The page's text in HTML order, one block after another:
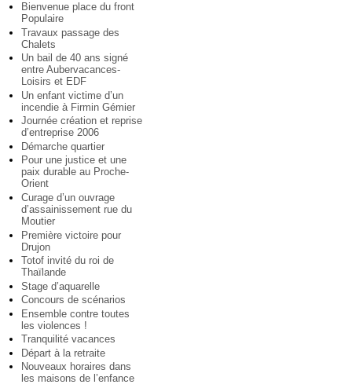
Bienvenue place du front
Populaire
Travaux passage des
Chalets
Un bail de 40 ans signé
entre Aubervacances-
Loisirs et EDF
Un enfant victime d’un
incendie à Firmin Gémier
Journée création et reprise
d’entreprise 2006
Démarche quartier
Pour une justice et une
paix durable au Proche-
Orient
Curage d’un ouvrage
d’assainissement rue du
Moutier
Première victoire pour
Drujon
Totof invité du roi de
Thaïlande
Stage d’aquarelle
Concours de scénarios
Ensemble contre toutes
les violences !
Tranquilité vacances
Départ à la retraite
Nouveaux horaires dans
les maisons de l’enfance